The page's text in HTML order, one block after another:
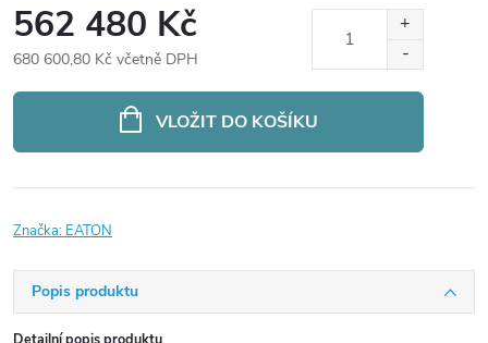
562 480 Kč
680 600,80 Kč včetně DPH
VLOŽIT DO KOŠÍKU
Značka: EATON
Popis produktu
Detailní popis produktu